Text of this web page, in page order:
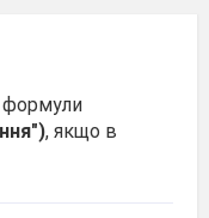
формули
, якщо в